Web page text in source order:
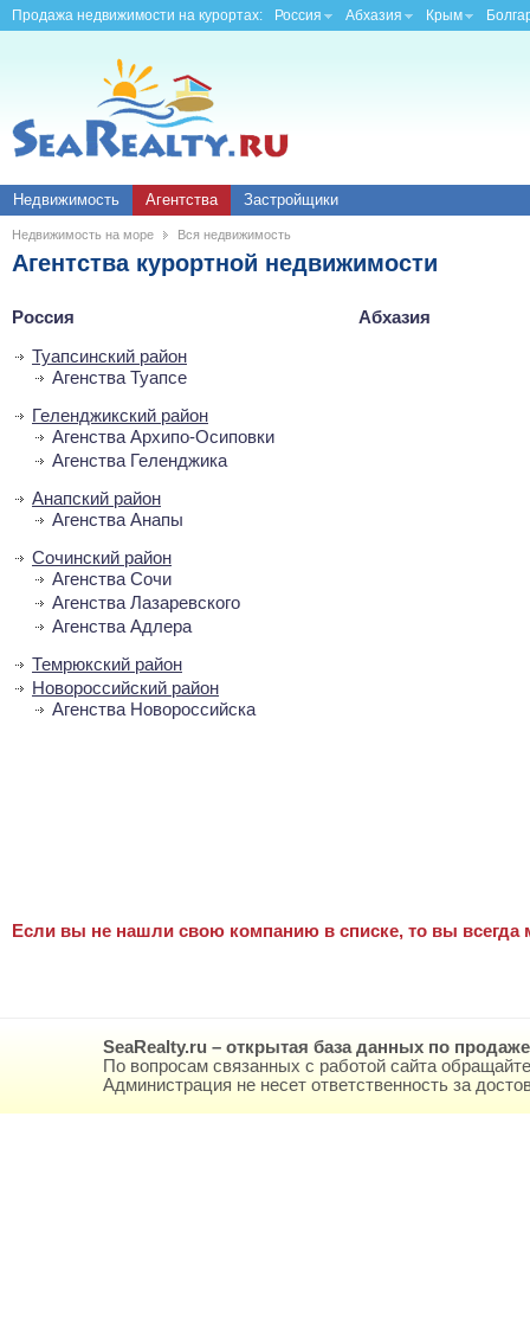
Продажа недвижимости на курортах: Россия Абхазия Крым
Недвижимость Агентства Застройщики
Недвижимость на море Вся недвижимость
Агентства курортной недвижимости
Россия
Туапсинский район
Агенства Туапсе
Геленджикcкий район
Агенства Архипо-Осиповки
Агенства Геленджика
Анапский район
Агенства Анапы
Сочинский район
Агенства Сочи
Агенства Лазаревского
Агенства Адлера
Темрюкский район
Новороссийский район
Агенства Новороссийска
Абхазия
Если вы не нашли свою компанию в списке, то вы всегда
SeaRealty.ru – открытая база данных по
По вопросам связанных с работой сайта
Администрация не несет ответственность за